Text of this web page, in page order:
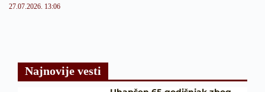
27.07.2026. 13:06
Najnovije vesti